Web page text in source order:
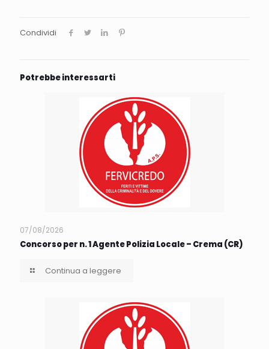
Condividi
Potrebbe interessarti
07/08/2026
Concorso per n. 1 Agente Polizia Locale – Crema (CR)
Continua a leggere